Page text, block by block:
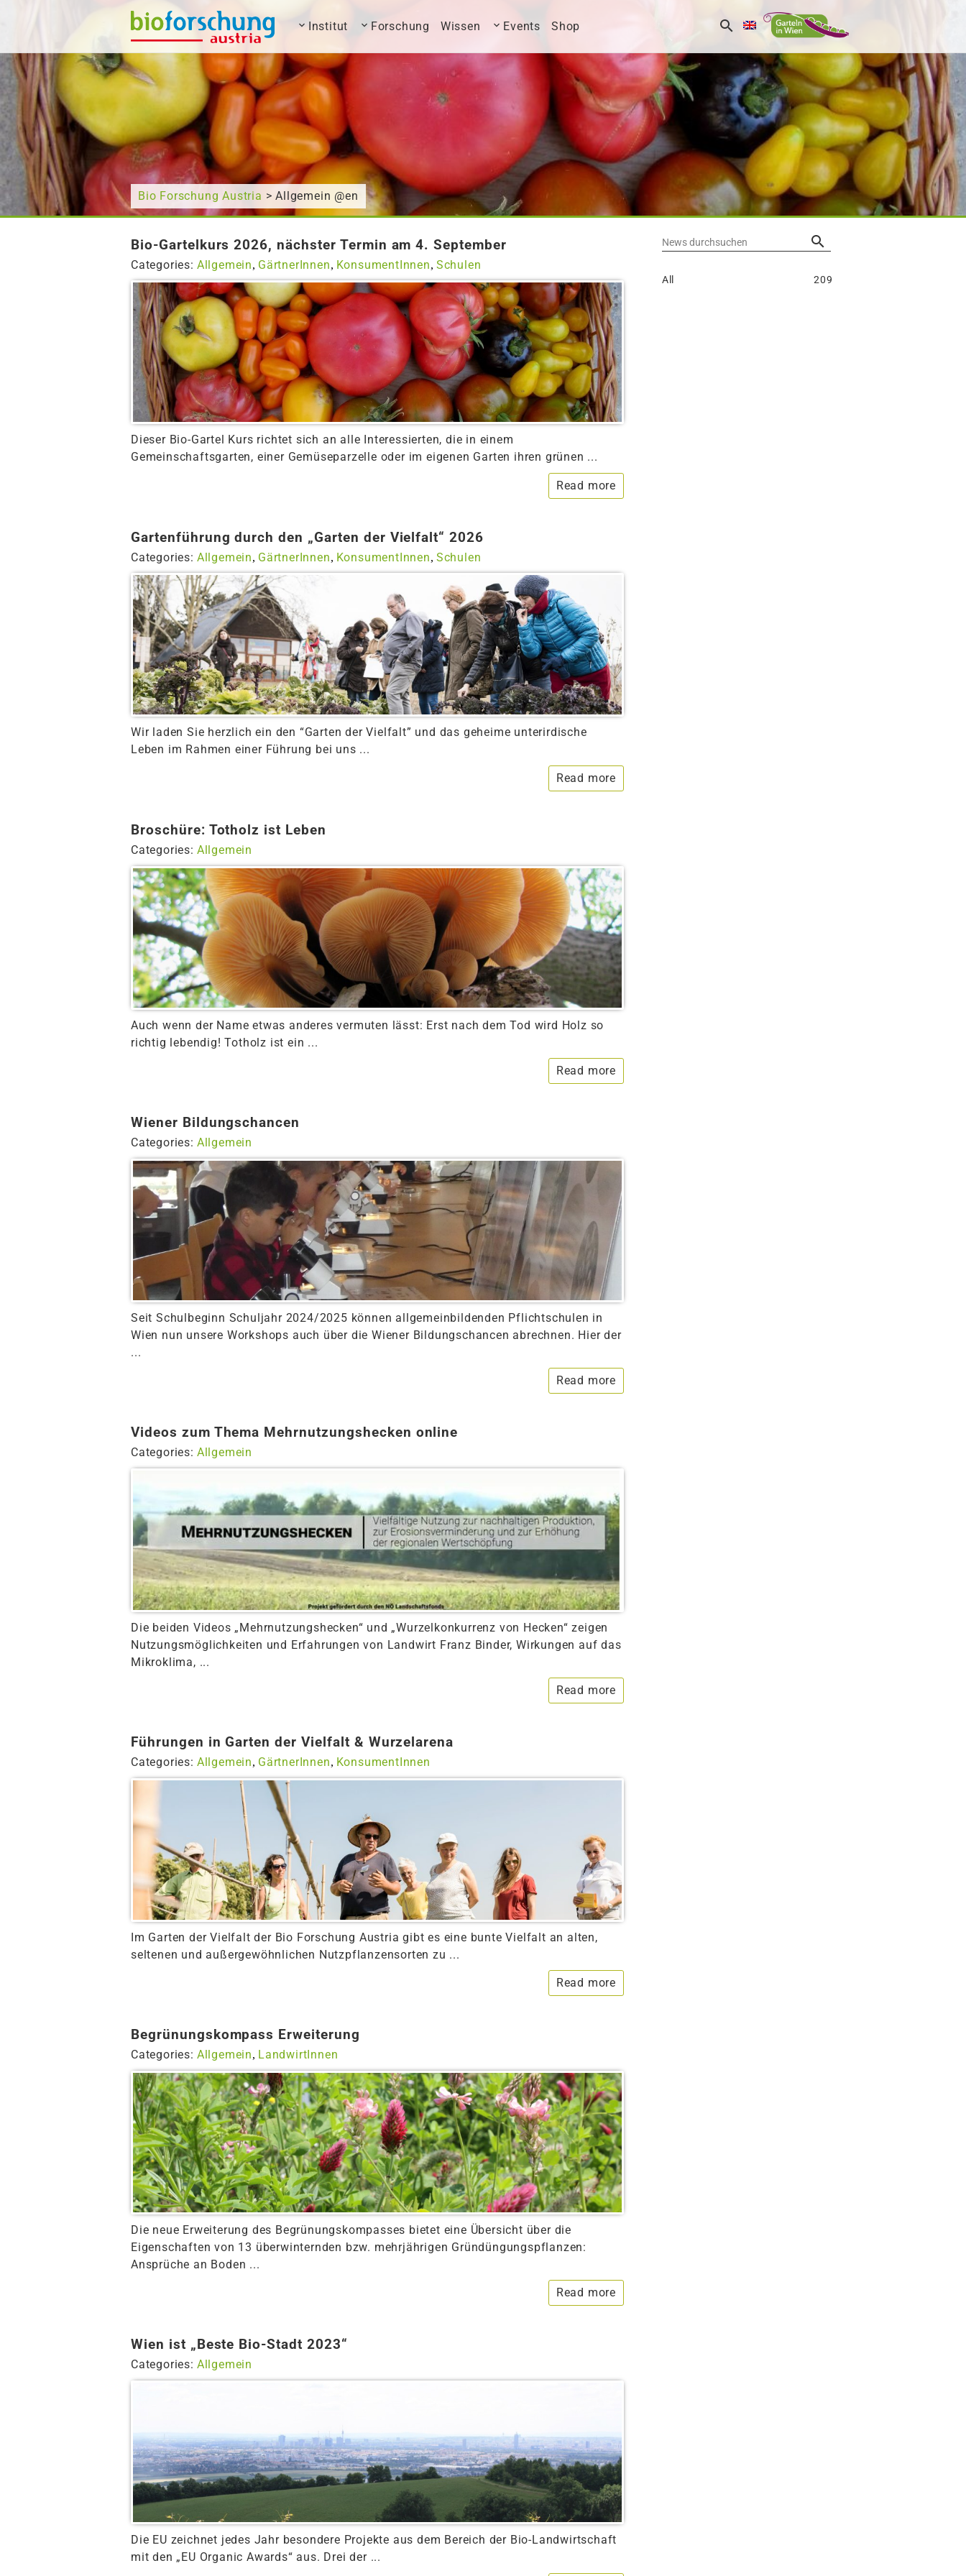
What are you looking for? Institut Forschung Wissen Events Shop
Bio Forschung Austria > Allgemein @en
Bio-Gartelkurs 2026, nächster Termin am 4. September
Categories: Allgemein, GärtnerInnen, KonsumentInnen, Schulen
Dieser Bio-Gartel Kurs richtet sich an alle Interessierten, die in einem
Gemeinschaftsgarten, einer Gemüseparzelle oder im eigenen Garten ihren grünen ...
Read more
Gartenführung durch den „Garten der Vielfalt“ 2026
Categories: Allgemein, GärtnerInnen, KonsumentInnen, Schulen
Wir laden Sie herzlich ein den “Garten der Vielfalt” und das geheime unterirdische
Leben im Rahmen einer Führung bei uns ...
Read more
Broschüre: Totholz ist Leben
Categories: Allgemein
Auch wenn der Name etwas anderes vermuten lässt: Erst nach dem Tod wird Holz so
richtig lebendig! Totholz ist ein ...
Read more
Wiener Bildungschancen
Categories: Allgemein
Seit Schulbeginn Schuljahr 2024/2025 können allgemeinbildenden Pflichtschulen in
Wien nun unsere Workshops auch über die Wiener Bildungschancen abrechnen. Hier der
...
Read more
Videos zum Thema Mehrnutzungshecken online
Categories: Allgemein
Die beiden Videos „Mehrnutzungshecken“ und „Wurzelkonkurrenz von Hecken“ zeigen
Nutzungsmöglichkeiten und Erfahrungen von Landwirt Franz Binder, Wirkungen auf das
Mikroklima, ...
Read more
Führungen in Garten der Vielfalt & Wurzelarena
Categories: Allgemein, GärtnerInnen, KonsumentInnen
Im Garten der Vielfalt der Bio Forschung Austria gibt es eine bunte Vielfalt an alten,
seltenen und außergewöhnlichen Nutzpflanzensorten zu ...
Read more
Begrünungskompass Erweiterung
Categories: Allgemein, LandwirtInnen
Die neue Erweiterung des Begrünungskompasses bietet eine Übersicht über die
Eigenschaften von 13 überwinternden bzw. mehrjährigen Gründüngungspflanzen:
Ansprüche an Boden ...
Read more
Wien ist „Beste Bio-Stadt 2023“
Categories: Allgemein
Die EU zeichnet jedes Jahr besondere Projekte aus dem Bereich der Bio-Landwirtschaft
mit den „EU Organic Awards“ aus. Drei der ...
News durchsuchen
All 209